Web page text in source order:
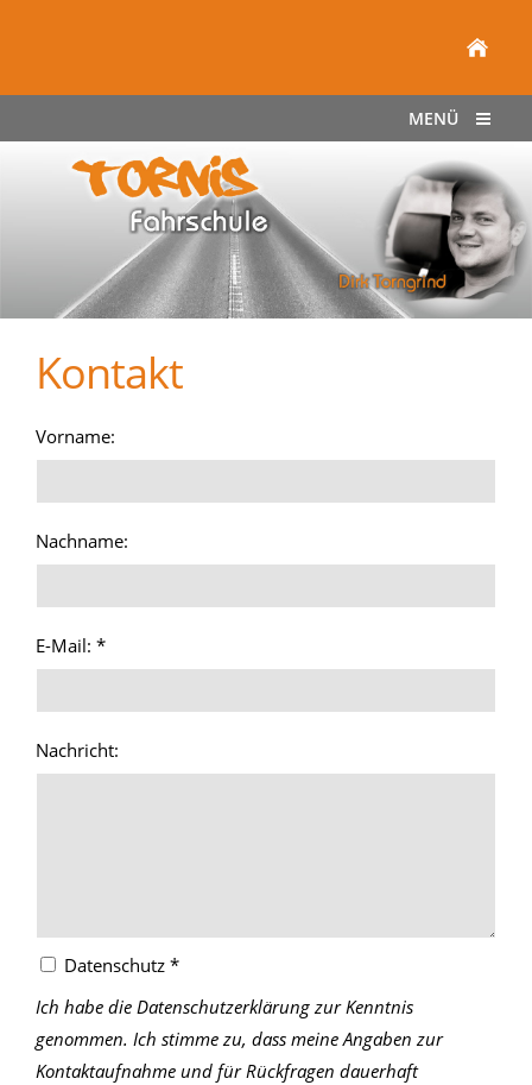
MENÜ
Kontakt
Vorname:
Nachname:
E-Mail: *
Nachricht:
Datenschutz *
Ich habe die Datenschutzerklärung zur Kenntnis
genommen. Ich stimme zu, dass meine Angaben zur
Kontaktaufnahme und für Rückfragen dauerhaft